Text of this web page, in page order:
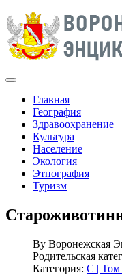
Главная
География
Здравоохранение
Культура
Население
Экология
Этнография
Туризм
By Воронежская
Родительская
Категория: С |